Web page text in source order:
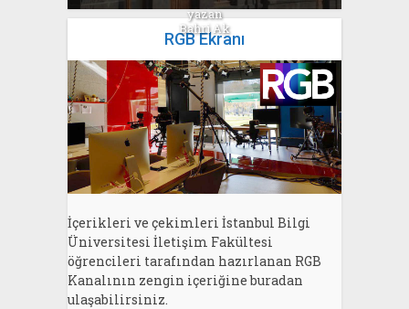
yazan
Bahri Ak
RGB Ekranı
İçerikleri ve çekimleri İstanbul Bilgi
Üniversitesi İletişim Fakültesi
öğrencileri tarafından hazırlanan RGB
Kanalının zengin içeriğine buradan
ulaşabilirsiniz.